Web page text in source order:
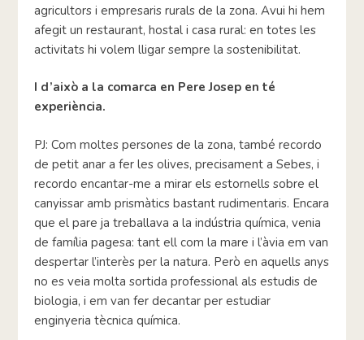
agricultors i empresaris rurals de la zona. Avui hi hem
afegit un restaurant, hostal i casa rural: en totes les
activitats hi volem lligar sempre la sostenibilitat.
I d’això a la comarca en Pere Josep en té
experiència.
PJ: Com moltes persones de la zona, també recordo
de petit anar a fer les olives, precisament a Sebes, i
recordo encantar-me a mirar els estornells sobre el
canyissar amb prismàtics bastant rudimentaris. Encara
que el pare ja treballava a la indústria química, venia
de família pagesa: tant ell com la mare i l’àvia em van
despertar l’interès per la natura. Però en aquells anys
no es veia molta sortida professional als estudis de
biologia, i em van fer decantar per estudiar
enginyeria tècnica química.